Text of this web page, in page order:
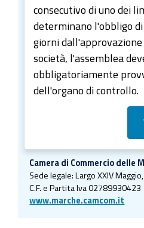
consecutivo di uno dei
determinano l'obbligo
giorni
società, l'assemblea
obbligatoriamente
dell'organo di controllo.
Camera di Commercio delle
Sede legale:Largo XXIV
C.F. e Partita Iva 02789930423
www.marche.camcom.it